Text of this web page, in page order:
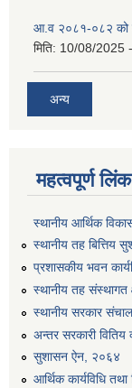
आ.व २०८१-०८२ को
मिति: 10/08/2025
अन्य
महत्वपूर्ण लिंक
स्थानीय आर्थिक
स्थानीय तह बित्तिय
प्रशासकीय भवन
स्थानीय तह संस्थागत
स्थानीय सरकार
अन्तर सरकारी
सुशासन ऐन, २०६४
आर्थिक कार्यविधि